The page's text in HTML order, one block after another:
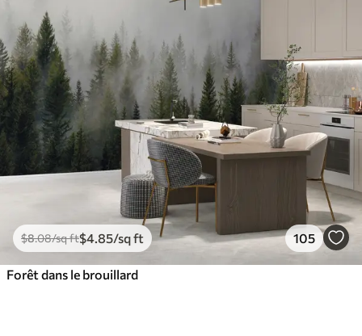
$8.08/sq ft$4 .85/sq ft 105
Forêt dans le brouillard